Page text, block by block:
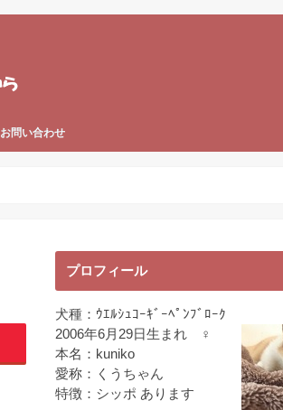
お問い合わせ
プロフィール
犬種：ｳｴﾙｼｭｺｰｷﾞｰﾍﾟﾝﾌﾞﾛｰｸ
2006年6月29日生まれ ♀
本名：kuniko
愛称：くうちゃん
特徴：シッポ あります